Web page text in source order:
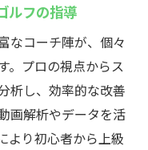
ルフの指導
なコーチ陣が、個々
。プロの視点からス
析し、効率的な改善
画解析やデータを活
より初心者から上級